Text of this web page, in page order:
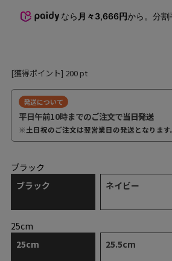
なら 月々3,666円から。分
[獲得ポイント] 200 pt
発送について
平日午前10時までのご注文で当日発送
※土日祝のご注文は翌営業日の発送となります。
25cm
25cm
25.5cm
ブラック
ブラック
ネイビー